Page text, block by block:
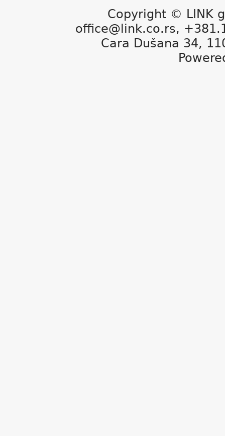
Copyright © LINK
office@link.co.rs,
Cara Dušana 34,